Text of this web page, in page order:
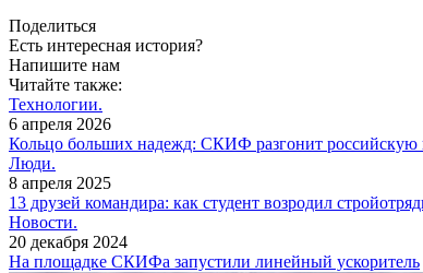
Поделиться
Есть интересная история?
Напишите нам
Читайте также:
Технологии.
6 апреля 2026
Кольцо больших надежд: СКИФ разгонит российскую
Люди.
8 апреля 2025
13 друзей командира: как студент возродил
Новости.
20 декабря 2024
На площадке СКИФа запустили линейный ускоритель